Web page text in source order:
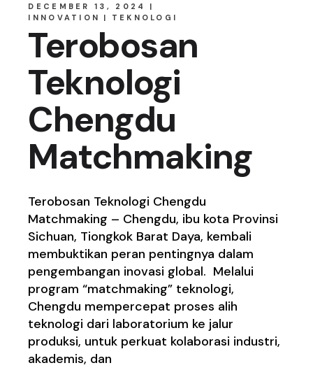
DECEMBER 13, 2024
INNOVATION
TEKNOLOGI
Terobosan
Teknologi
Chengdu
Matchmaking
Terobosan Teknologi Chengdu
Matchmaking – Chengdu, ibu kota Provinsi
Sichuan, Tiongkok Barat Daya, kembali
membuktikan peran pentingnya dalam
pengembangan inovasi global. Melalui
program “matchmaking” teknologi,
Chengdu mempercepat proses alih
teknologi dari laboratorium ke jalur
produksi, untuk perkuat kolaborasi industri,
akademis, dan